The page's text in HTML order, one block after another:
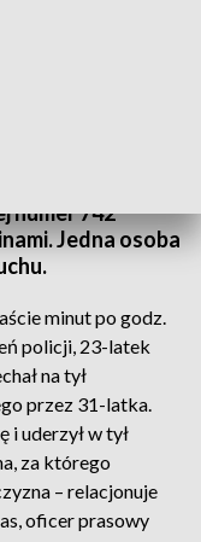
numer 742
Jedna osoba
minut po godz.
policji, 23-latek
na tył
przez 31-latka.
i uderzył w tył
za którego
– relacjonuje
oficer prasowy